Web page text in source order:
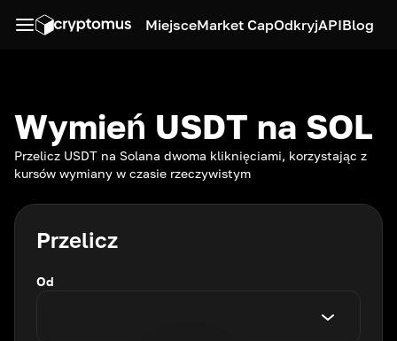
MiejsceMarket CapOdkryjAPIBlog
Wymień USDT na SOL
Przelicz USDT na Solana dwoma kliknięciami, korzystając z
kursów wymiany w czasie rzeczywistym
Przelicz
Od